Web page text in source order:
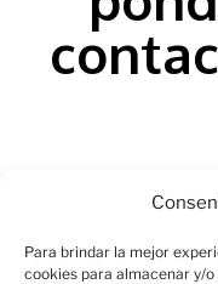
Para brindar la mejor
cookies para almacenar y/